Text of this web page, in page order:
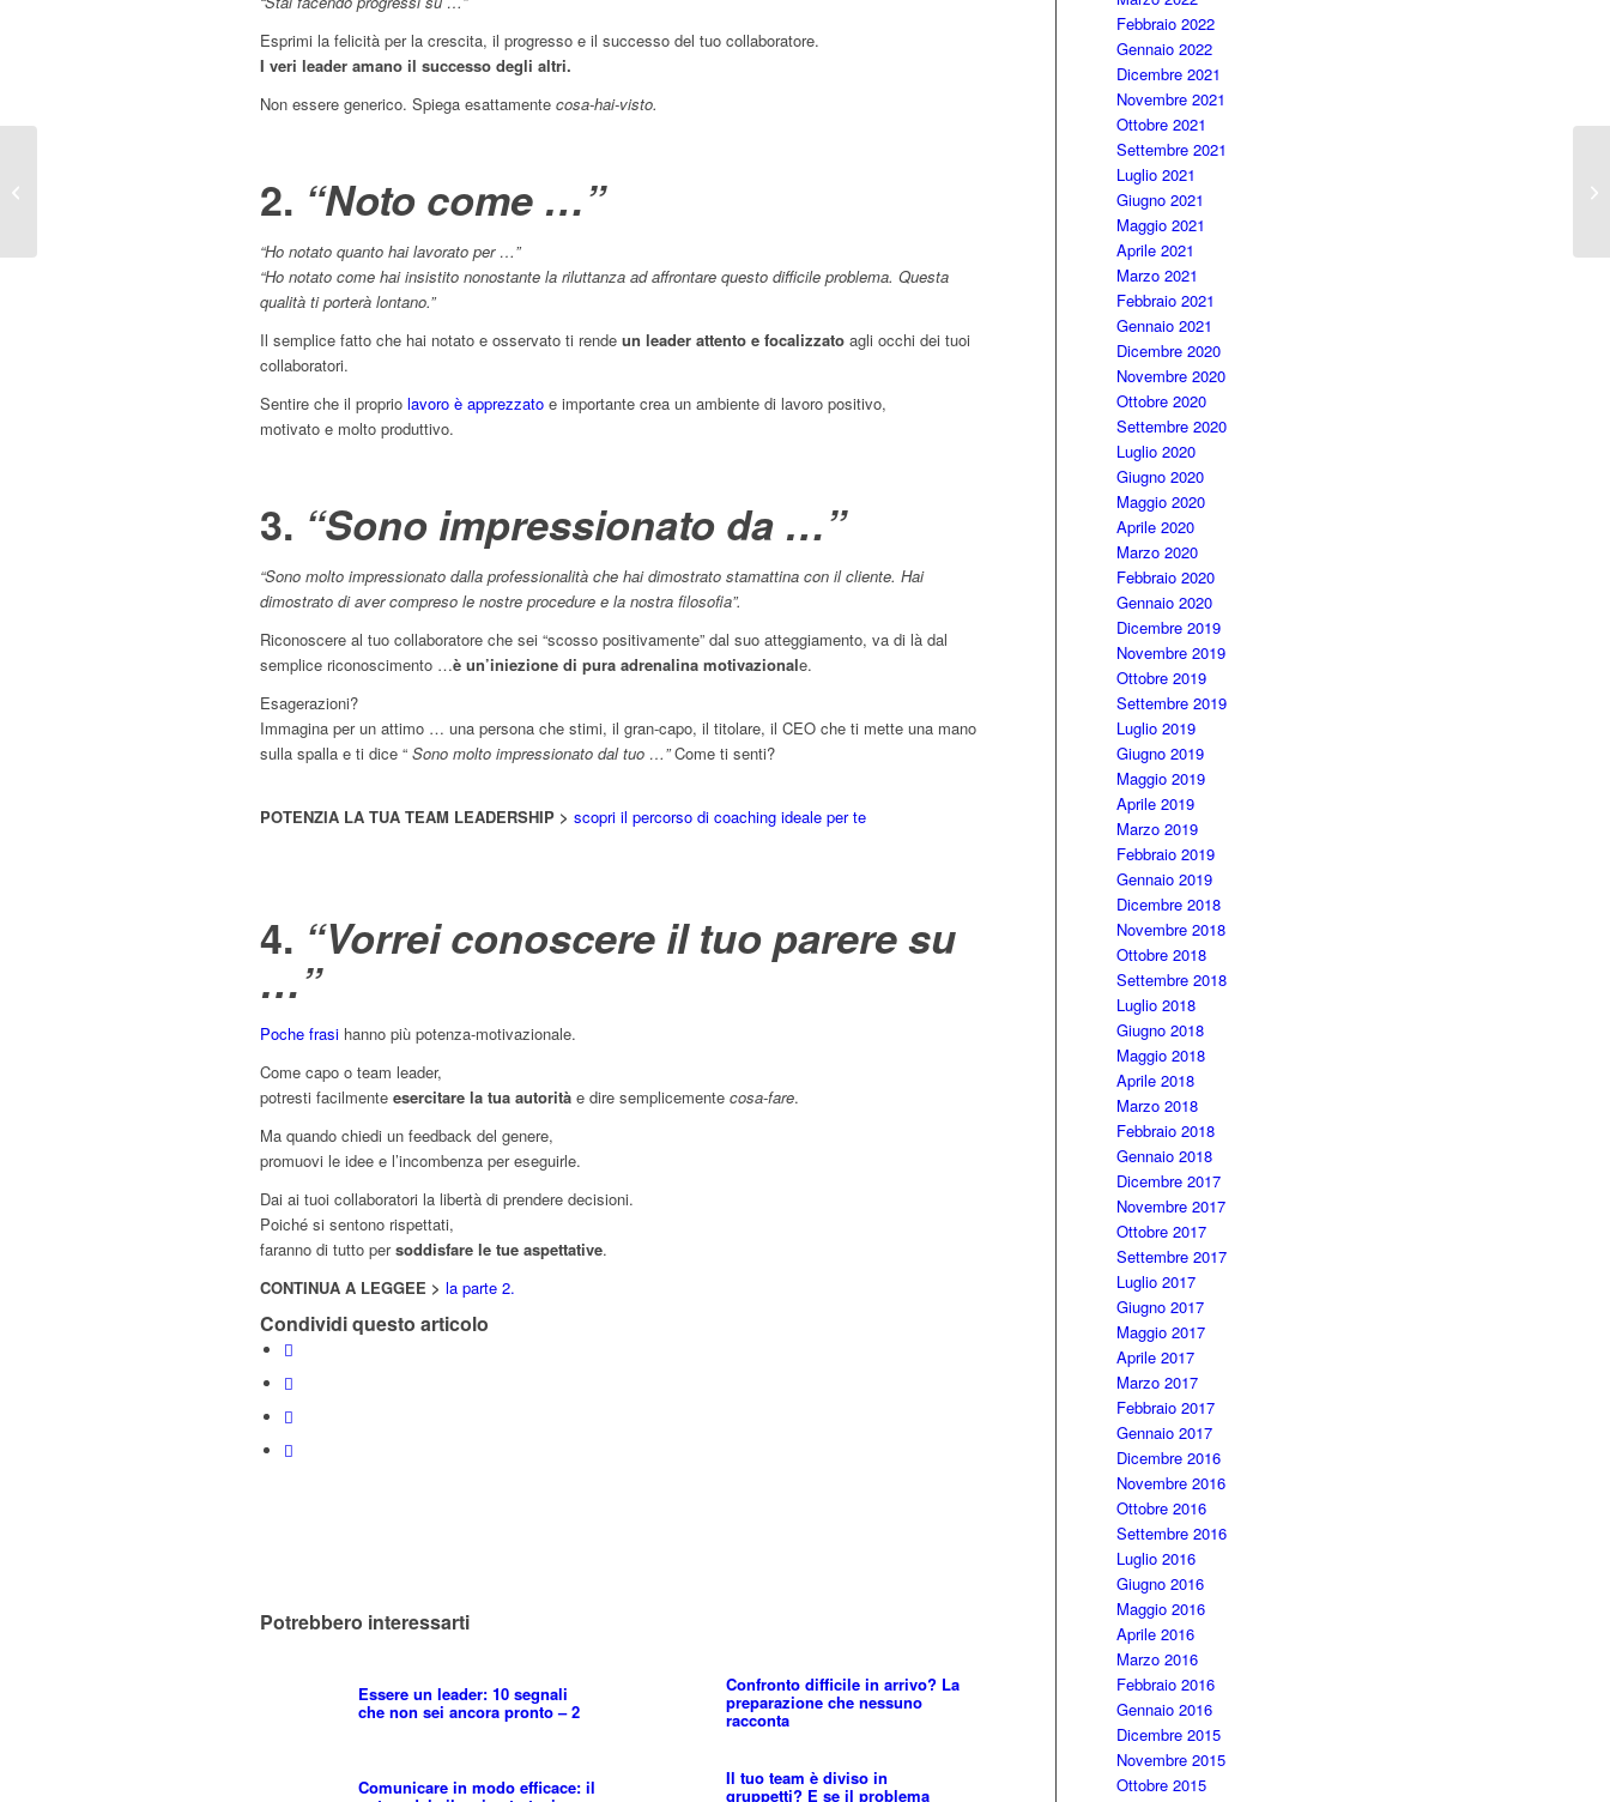
Esprimi la felicità per la crescita, il progresso e il successo del tuo collaboratore.
I veri leader amano il successo degli altri.
Non essere generico. Spiega esattamente cosa-hai-visto.
2. “Noto come …”
“Ho notato quanto hai lavorato per …”
“Ho notato come hai insistito nonostante la riluttanza ad affrontare questo difficile problema. Questa
qualità ti porterà lontano.”
Il semplice fatto che hai notato e osservato ti rende un leader attento e focalizzato agli occhi dei tuoi
collaboratori.
Sentire che il proprio lavoro è apprezzato e importante crea un ambiente di lavoro positivo,
motivato e molto produttivo.
3. “Sono impressionato da …”
“Sono molto impressionato dalla professionalità che hai dimostrato stamattina con il cliente. Hai
dimostrato di aver compreso le nostre procedure e la nostra filosofia”.
Riconoscere al tuo collaboratore che sei “scosso positivamente” dal suo atteggiamento, va di là dal
semplice riconoscimento …è un’iniezione di pura adrenalina motivazionale.
Esagerazioni?
Immagina per un attimo … una persona che stimi, il gran-capo, il titolare, il CEO che ti mette una mano
sulla spalla e ti dice “ Sono molto impressionato dal tuo …”Come ti senti?
POTENZIA LA TUA TEAM LEADERSHIP > scopri il percorso di coaching ideale per te
4. “Vorrei conoscere il tuo parere su
…”
Poche frasi hanno più potenza-motivazionale.
Come capo o team leader,
potresti facilmente esercitare la tua autorità e dire semplicemente cosa-fare.
Ma quando chiedi un feedback del genere,
promuovi le idee e l’incombenza per eseguirle.
Dai ai tuoi collaboratori la libertà di prendere decisioni.
Poiché si sentono rispettati,
faranno di tutto persoddisfare le tue aspettative.
CONTINUA A LEGGEE > la parte 2.
Condividi questo articolo
Potrebbero interessarti
Essere un leader: 10 segnali
che non sei ancora pronto – 2
Confronto difficile in arrivo? La
preparazione che nessuno
racconta
Comunicare in modo efficace: il Il tuo team è diviso in
gruppetti? E se il problema
Febbraio 2022
Gennaio 2022
Dicembre 2021
Novembre 2021
Ottobre 2021
Settembre 2021
Luglio 2021
Giugno 2021
Maggio 2021
Aprile 2021
Marzo 2021
Febbraio 2021
Gennaio 2021
Dicembre 2020
Novembre 2020
Ottobre 2020
Settembre 2020
Luglio 2020
Giugno 2020
Maggio 2020
Aprile 2020
Marzo 2020
Febbraio 2020
Gennaio 2020
Dicembre 2019
Novembre 2019
Ottobre 2019
Settembre 2019
Luglio 2019
Giugno 2019
Maggio 2019
Aprile 2019
Marzo 2019
Febbraio 2019
Gennaio 2019
Dicembre 2018
Novembre 2018
Ottobre 2018
Settembre 2018
Luglio 2018
Giugno 2018
Maggio 2018
Aprile 2018
Marzo 2018
Febbraio 2018
Gennaio 2018
Dicembre 2017
Novembre 2017
Ottobre 2017
Settembre 2017
Luglio 2017
Giugno 2017
Maggio 2017
Aprile 2017
Marzo 2017
Febbraio 2017
Gennaio 2017
Dicembre 2016
Novembre 2016
Ottobre 2016
Settembre 2016
Luglio 2016
Giugno 2016
Maggio 2016
Aprile 2016
Marzo 2016
Febbraio 2016
Gennaio 2016
Dicembre 2015
Novembre 2015
Ottobre 2015